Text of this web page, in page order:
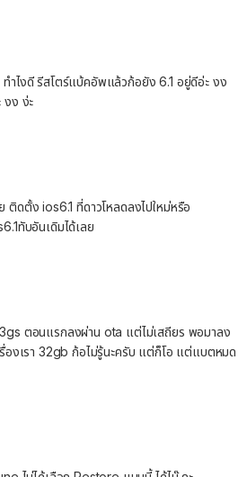
ำไงดี รีสโตร์แบ้คอัพแล้วก้อยัง 6.1 อยู่ดีอ่ะ งง
งง ง่ะ
ดตั้ง ios6.1 ที่ดาวโหลดลงไปใหม่หรือ
ทับอันเดิมได้เลย
ตอนแรกลงผ่าน ota แต่ไม่เสถียร พอมาลง
องเรา 32gb ก้อไม่รู้นะครับ แต่ก็โอ แต่แบตหมด